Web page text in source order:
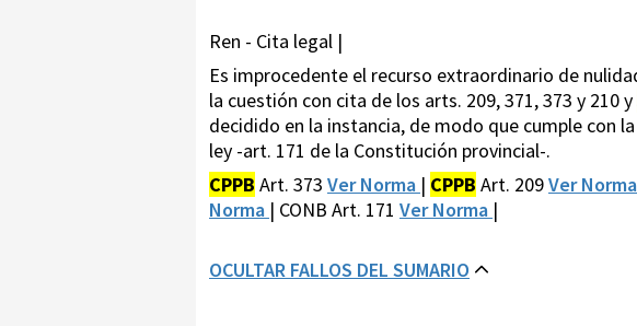
Ren - Cita legal |
Es improcedente el recurso extraordinario de
la cuestión con cita de los arts. 209, 371, 373 y 210 y
decidido en la instancia, de modo que cumple con
ley -art. 171 de la Constitución provincial-.
CPPB Art. 373 Ver Norma | CPPB Art. 209Ver Norma
Norma | CONB Art. 171 Ver Norma |
OCULTAR FALLOS DEL SUMARIO